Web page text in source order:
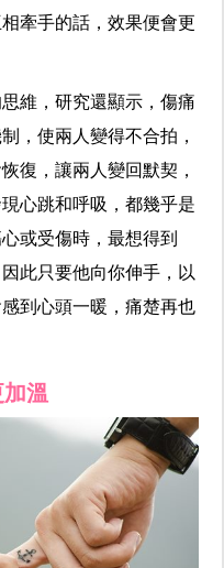
牽手的話，效果便會更
維，研究還顯示，傷痛
，使兩人變得不合拍，
復，讓兩人變回默契，
心跳和呼吸，都幾乎是
或受傷時，最想得到
此只要他向你伸手，以
到心頭一暖，痛楚再也
溫